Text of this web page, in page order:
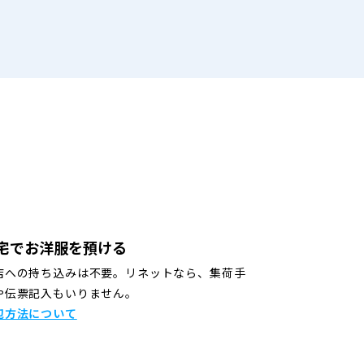
でお洋服を預ける
への持ち込みは不要。リネットなら、集荷手
伝票記入もいりません。
方法について